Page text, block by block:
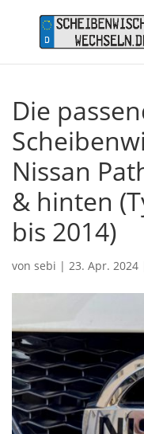
Die
Nissan
& hinten
bis 2014)
von sebi | 23. Apr. 2024